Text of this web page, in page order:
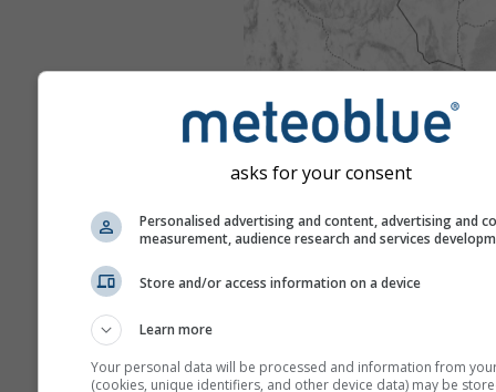
asks for your consent
Personalised advertising and content, advertising and
measurement, audience research and services
Store and/or access information on a device
Learn more
Your personal data will be processed and information from
(cookies, unique identifiers, and other device data) may be